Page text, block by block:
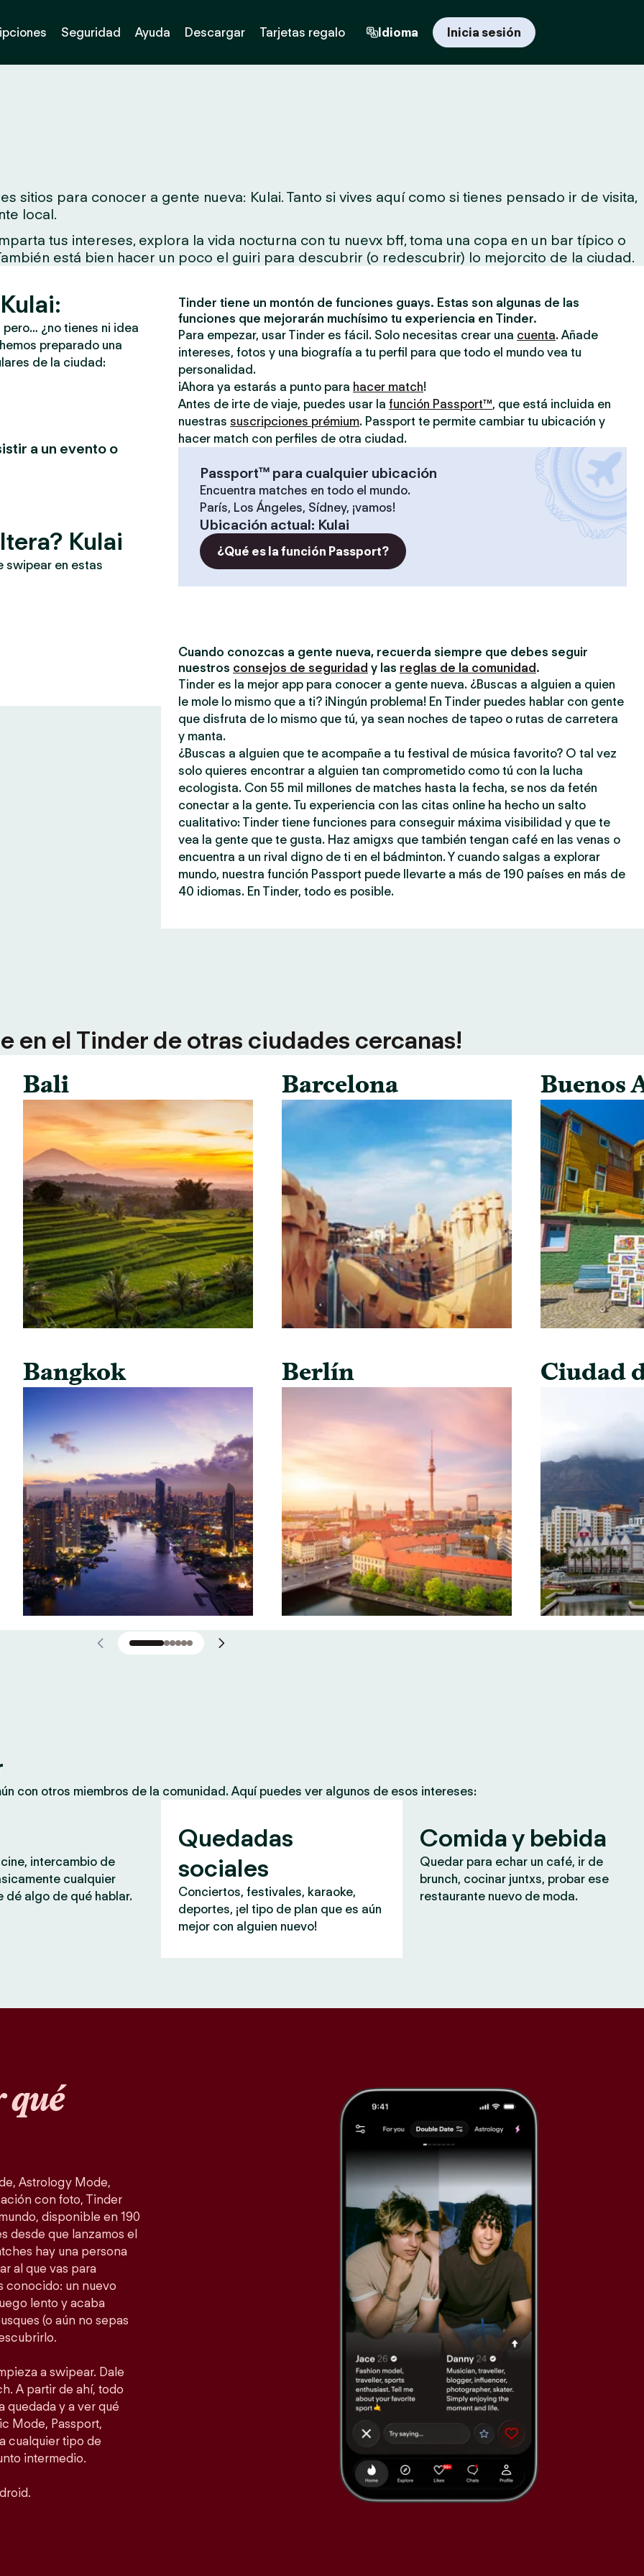
Seguridad Ayuda Descargar Tarjetas regalo Idioma Inicia sesión
sitios para conocer a gente nueva: Kulai. Tanto si vives aquí como si tienes pensado ir de visita,
local.
tus intereses, explora la vida nocturna con tu nuevx bff, toma una copa en un bar típico o
está bien hacer un poco el guiri para descubrir (o redescubrir) lo mejorcito de la ciudad.
¿no tienes ni idea
preparado una
de la ciudad:
a un evento o
Kulai
swipear en estas
Tinder tiene un montón de funciones guays. Estas son algunas de las
funciones que mejorarán muchísimo tu experiencia en Tinder.
Para empezar, usar Tinder es fácil. Solo necesitas crear una cuenta. Añade
intereses, fotos y una biografía a tu perfil para que todo el mundo vea tu
personalidad.
¡Ahora ya estarás a punto para hacer match!
Antes de irte de viaje, puedes usar la función Passport™, que está incluida en
nuestras suscripciones prémium. Passport te permite cambiar tu ubicación y
hacer match con perfiles de otra ciudad.
Passport™ para cualquier ubicación
Encuentra matches en todo el mundo.
París, Los Ángeles, Sídney, ¡vamos!
Ubicación actual: Kulai
¿Qué es la función Passport?
Cuando conozcas a gente nueva, recuerda siempre que debes seguir
nuestros consejos de seguridad y las reglas de la comunidad .
Tinder es la mejor app para conocer a gente nueva. ¿Buscas a alguien a quien
le mole lo mismo que a ti? ¡Ningún problema! En Tinder puedes hablar con gente
que disfruta de lo mismo que tú, ya sean noches de tapeo o rutas de carretera
y manta.
¿Buscas a alguien que te acompañe a tu festival de música favorito? O tal vez
solo quieres encontrar a alguien tan comprometido como tú con la lucha
ecologista. Con 55 mil millones de matches hasta la fecha, se nos da fetén
conectar a la gente. Tu experiencia con las citas online ha hecho un salto
cualitativo: Tinder tiene funciones para conseguir máxima visibilidad y que te
vea la gente que te gusta. Haz amigxs que también tengan café en las venas o
encuentra a un rival digno de ti en el bádminton. Y cuando salgas a explorar
mundo, nuestra función Passport puede llevarte a más de 190 países en más de
40 idiomas. En Tinder, todo es posible.
en el Tinder de otras ciudades cercanas!
Bali
Bangkok
Barcelona
Berlín
Buenos
Ciudad
con otros miembros de la comunidad. Aquí puedes ver algunos de esos intereses:
intercambio de
cualquier
dé algo de qué hablar.
Quedadas
sociales
Conciertos, festivales, karaoke,
deportes, ¡el tipo de plan que es aún
mejor con alguien nuevo!
Comida y bebida
Quedar para echar un café, ir de
brunch, cocinar juntxs, probar ese
restaurante nuevo de moda.
qué
Astrology Mode,
con foto, Tinder
disponible en 190
desde que lanzamos el
hay una persona
al que vas para
conocido: un nuevo
lento y acaba
(o aún no sepas
a swipear. Dale
A partir de ahí, todo
quedada y a ver qué
Mode, Passport,
cualquier tipo de
intermedio.